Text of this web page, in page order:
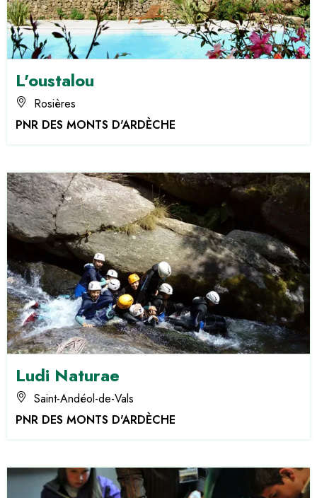
L'oustalou
Rosières
PNR DES MONTS D'ARDÈCHE
Ludi Naturae
Saint-Andéol-de-Vals
PNR DES MONTS D'ARDÈCHE